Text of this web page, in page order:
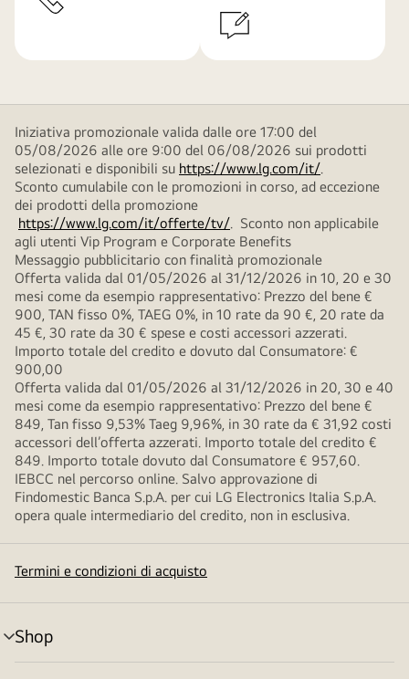
Iniziativa promozionale valida dalle ore 17:00 del
05/08/2026 alle ore 9:00 del 06/08/2026 sui prodotti
selezionati e disponibili su https://www.lg.com/it/.
Sconto cumulabile con le promozioni in corso, ad eccezione
dei prodotti della promozione
https://www.lg.com/it/offerte/tv/. Sconto non applicabile
agli utenti Vip Program e Corporate Benefits
Messaggio pubblicitario con finalità promozionale
Offerta valida dal 01/05/2026 al 31/12/2026 in 10, 20 e 30
mesi come da esempio rappresentativo: Prezzo del bene €
900, TAN fisso 0%, TAEG 0%, in 10 rate da 90 €, 20 rate da
45 €, 30 rate da 30 € spese e costi accessori azzerati.
Importo totale del credito e dovuto dal Consumatore: €
900,00
Offerta valida dal 01/05/2026 al 31/12/2026 in 20, 30 e 40
mesi come da esempio rappresentativo: Prezzo del bene €
849, Tan fisso 9,53% Taeg 9,96%, in 30 rate da € 31,92 costi
accessori dell’offerta azzerati. Importo totale del credito €
849. Importo totale dovuto dal Consumatore € 957,60.
IEBCC nel percorso online. Salvo approvazione di
Findomestic Banca S.p.A. per cui LG Electronics Italia S.p.A.
opera quale intermediario del credito, non in esclusiva.
Termini e condizioni di acquisto
Shop
Attivazione
menu